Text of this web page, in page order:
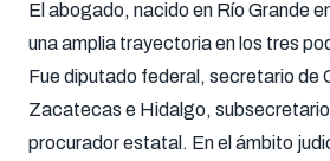
El abogado, nacido en Río Grande
una amplia trayectoria en los tres
Fue diputado federal, secretario de
Zacatecas e Hidalgo,
procurador estatal. En el ámbito